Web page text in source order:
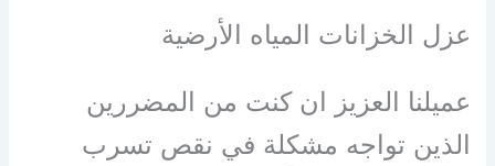
عزل الخزانات المياه الأرضية
عميلنا العزيز ان كنت من المضررين
الذين تواجه مشكلة في نقص تسرب